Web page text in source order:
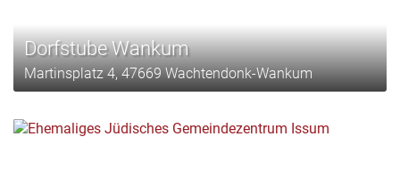
Dorfstube Wankum
Martinsplatz 4, 47669 Wachtendonk-Wankum